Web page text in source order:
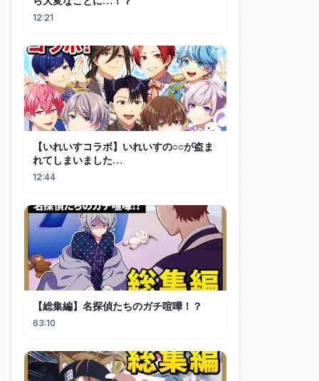
12:21
【いれいすコラボ】いれいすの○○が盗ま
れてしまいました…
12:44
【総集編】名探偵たちのガチ喧嘩！？
63:10